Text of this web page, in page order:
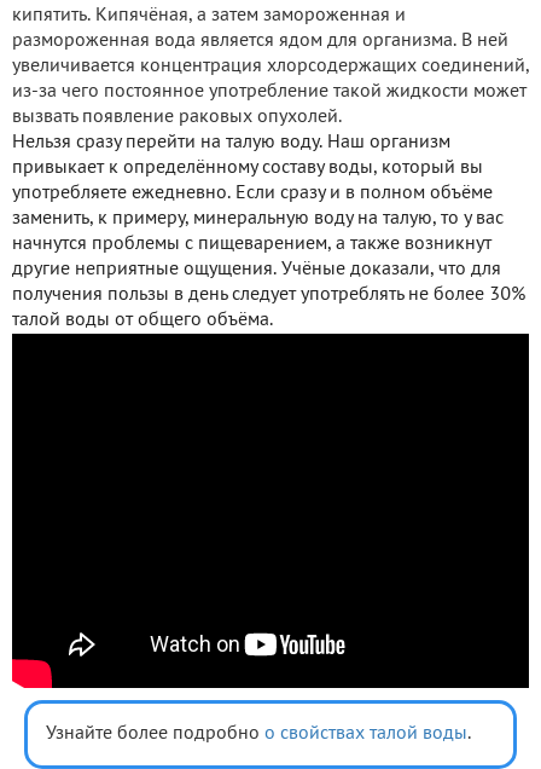
кипятить. Кипячёная, а затем замороженная и
размороженная вода является ядом для организма. В ней
увеличивается концентрация хлорсодержащих соединений,
из-за чего постоянное употребление такой жидкости может
вызвать появление раковых опухолей.
Нельзя сразу перейти на талую воду. Наш организм
привыкает к определённому составу воды, который вы
употребляете ежедневно. Если сразу и в полном объёме
заменить, к примеру, минеральную воду на талую, то у вас
начнутся проблемы с пищеварением, а также возникнут
другие неприятные ощущения. Учёные доказали, что для
получения пользы в день следует употреблять не более 30%
талой воды от общего объёма.
Узнайте более подробно о свойствах талой воды.